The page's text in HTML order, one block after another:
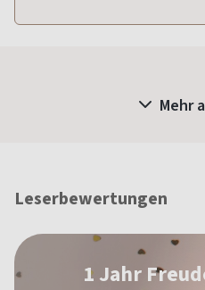
Mehr
Leserbewertungen
1 Jahr